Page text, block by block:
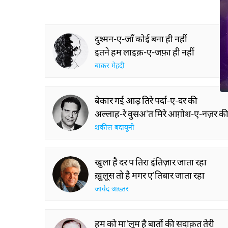
दुश्मन-ए-जाँ कोई बना ही नहीं
इतने हम लाइक़-ए-जफ़ा ही नहीं
बाक़र मेहदी
बेकार गई आड़ तिरे पर्दा-ए-दर की
अल्लाह-रे वुसअ'त मिरे आग़ोश-ए-नज़र की
शकील बदायूनी
खुला है दर प तिरा इंतिज़ार जाता रहा
ख़ुलूस तो है मगर ए'तिबार जाता रहा
जावेद अख़्तर
हम को मा'लूम है बातों की सदाक़त तेरी